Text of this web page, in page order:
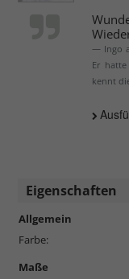
Ingo
Er
kennt
Eigenschaften
Allgemein
Farbe:
Maße